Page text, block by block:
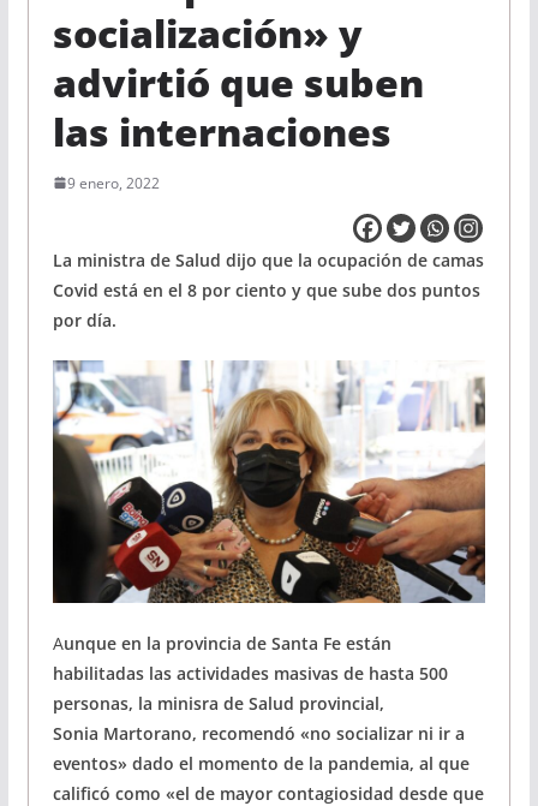
socialización» y
advirtió que suben
las internaciones
9 enero, 2022
La ministra de Salud dijo que la ocupación de camas
Covid está en el 8 por ciento y que sube dos puntos
por día.
Aunque en la provincia de Santa Fe están
habilitadas las actividades masivas de hasta 500
personas, la minisra de Salud provincial,
Sonia Martorano, recomendó «no socializar ni ir a
eventos» dado el momento de la pandemia, al que
calificó como «el de mayor contagiosidad desde que